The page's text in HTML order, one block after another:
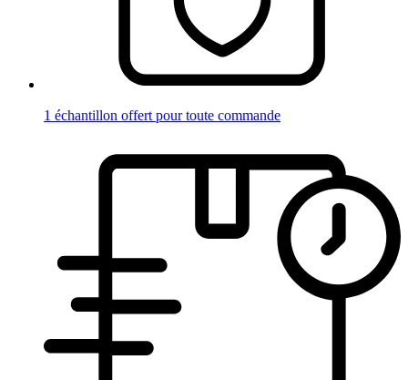
1 échantillon offert pour toute commande